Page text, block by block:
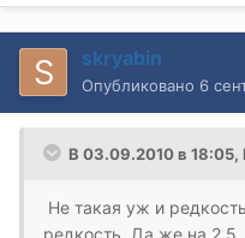
skryabin
Опубликовано 6
В 03.09.2010 в 18:05,
Не такая уж и
редкость. Да же на 2.5